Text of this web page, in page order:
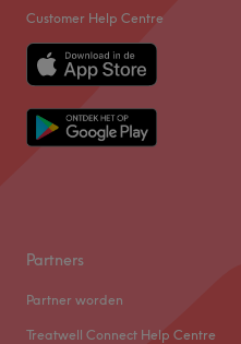
Customer Help Centre
Partners
Partner worden
Treatwell Connect Help Centre